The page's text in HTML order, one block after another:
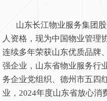
山东长江物业服务集团股
人资格，现为中国物业管理
连续多年荣获山东优质品牌
强企业，山东省物业服务行
务企业党组织、德州市五四
业，2024年度山东省放心消